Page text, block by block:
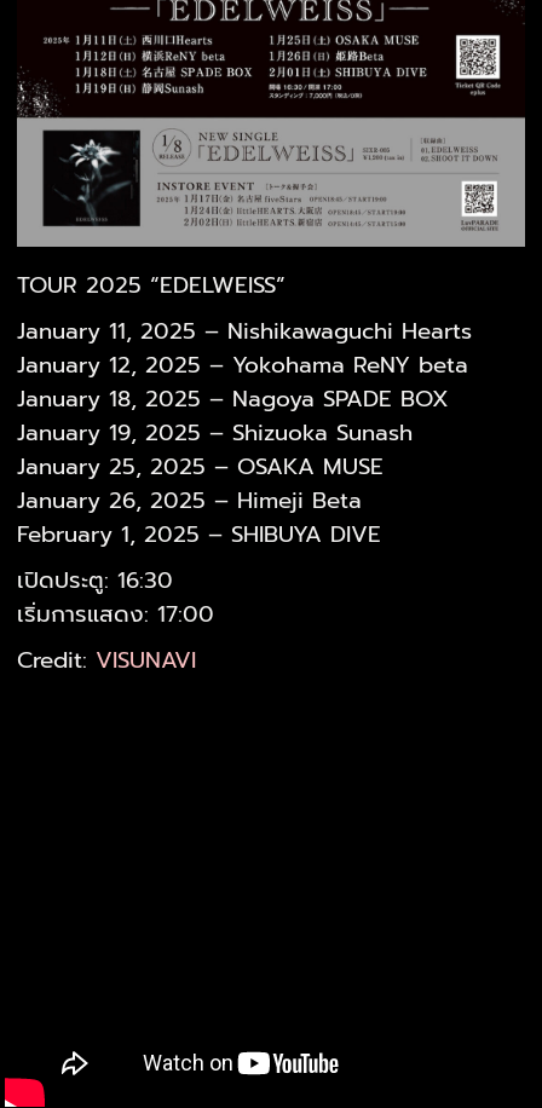
TOUR 2025 “EDELWEISS”
January 11, 2025 – Nishikawaguchi Hearts
January 12, 2025 – Yokohama ReNY beta
January 18, 2025 – Nagoya SPADE BOX
January 19, 2025 – Shizuoka Sunash
January 25, 2025 – OSAKA MUSE
January 26, 2025 – Himeji Beta
February 1, 2025 – SHIBUYA DIVE
เปิดประตู: 16:30
เริ่มการแสดง: 17:00
Credit: VISUNAVI